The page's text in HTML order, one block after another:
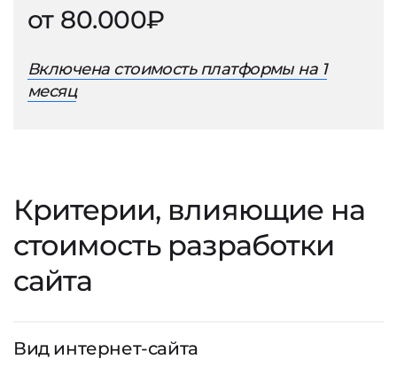
от 80.000₽
Включена стоимость платформы на 1
месяц
Критерии, влияющие на
стоимость разработки
сайта
Вид интернет-сайта